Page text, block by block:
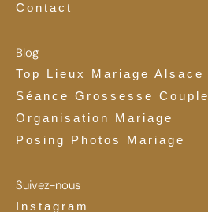
Contact
Blog
Top Lieux Mariage Alsace
Séance Grossesse Couple
Organisation Mariage
Posing Photos Mariage
Suivez-nous
Instagram